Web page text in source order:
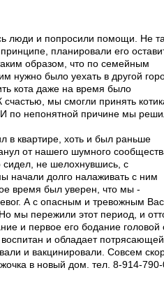
люди и попросили помощи. Не
планировали его
образом, что по семейным
нужно было уехать в другой
кота даже на время было
мы смогли принять
по непонятной причине мы
в квартире, хоть и был раньше
от нашего шумного
сидел, не шелохнувшись, с
начали долго налаживать с ним
время был уверен, что мы -
А с опасным и тревожным
мы пережили этот период, и
и первое его бодание головой
и обладает потрясающей
и вакцинировали. Совсем
в новый дом. тел. 8-914-